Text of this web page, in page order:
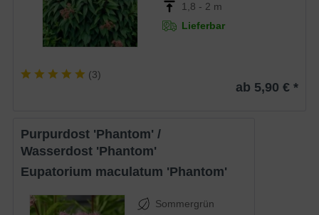
1,8 - 2 m
Lieferbar
(3)
ab 5,90 € *
Purpurdost 'Phantom' /
Wasserdost 'Phantom'
Eupatorium maculatum 'Phantom'
Sommergrün